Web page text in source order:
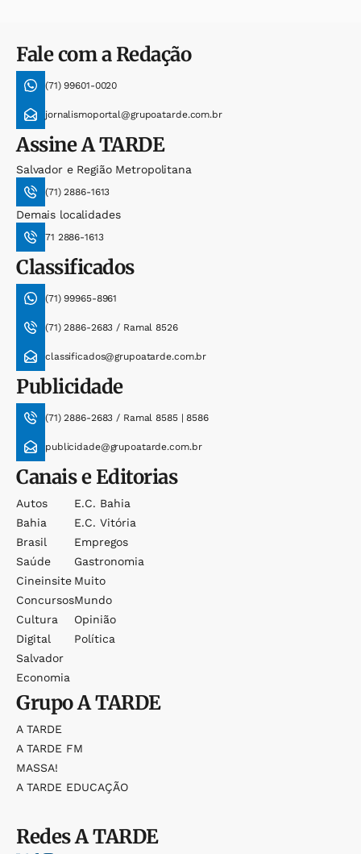
Fale com a Redação
(71) 99601-0020
jornalismoportal@grupoatarde.com.br
AssineA TARDE
Salvador e Região Metropolitana
(71) 2886-1613
Demais localidades
71 2886-1613
Classificados
(71) 99965-8961
(71) 2886-2683 / Ramal 8526
classificados@grupoatarde.com.br
Publicidade
(71) 2886-2683 / Ramal 8585 | 8586
publicidade@grupoatarde.com.br
Canais e Editorias
Autos
Bahia
Brasil
Saúde
Cineinsite
Concursos
Cultura
Digital
Salvador
Economia
E.c. Bahia
E.c. Vitória
Empregos
Gastronomia
Muito
Mundo
Opinião
Política
GrupoA TARDE
A TARDE
A TARDE FM
MASSA!
A TARDE EDUCAÇÃO
RedesA TARDE